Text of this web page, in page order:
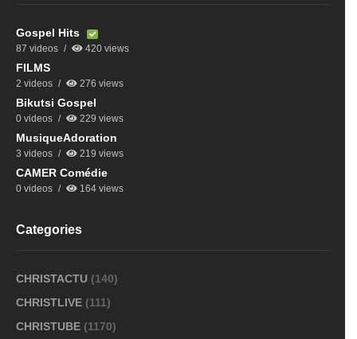
Gospel Hits
87 videos 420 views
FILMS
2 videos 276 views
Bikutsi Gospel
0 videos 229 views
MusiqueAdoration
3 videos 219 views
CAMER Comédie
0 videos 164 views
Categories
CHRISTACTU (140)
CHRISTLIVE (111)
CHRISTUBE (1170)